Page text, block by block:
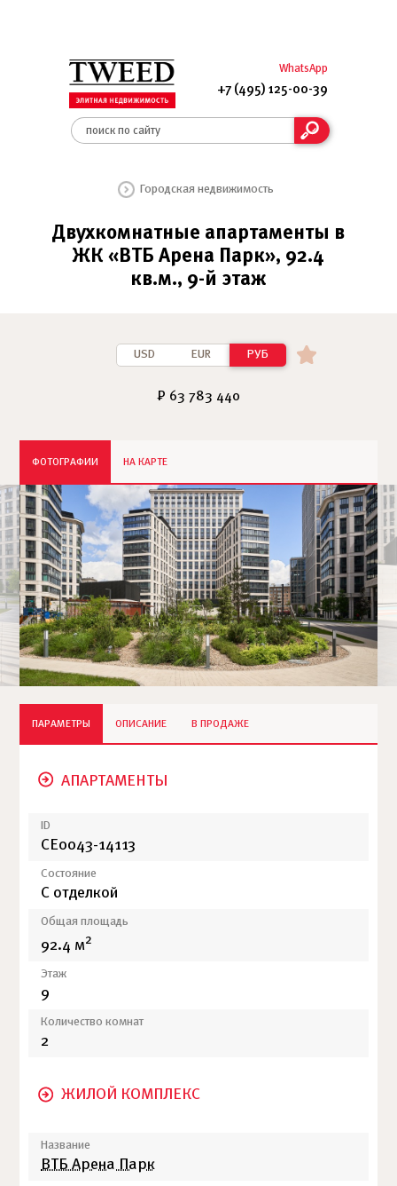
WhatsApp
+7 (495) 125-00-39
Городская недвижимость
Двухкомнатные апартаменты в
ЖК «ВТБ Арена Парк», 92.4
кв.м., 9-й этаж
USD EUR РУБ
₽ 63 783 440
ФОТОГРАФИИ НА КАРТЕ
ПАРАМЕТРЫ ОПИСАНИЕ В ПРОДАЖЕ
АПАРТАМЕНТЫ
ID
СЕ0043-14113
Состояние
С отделкой
Общая площадь
92.4 м2
Этаж
9
Количество комнат
2
ЖИЛОЙ КОМПЛЕКС
Название
ВТБ Арена Парк